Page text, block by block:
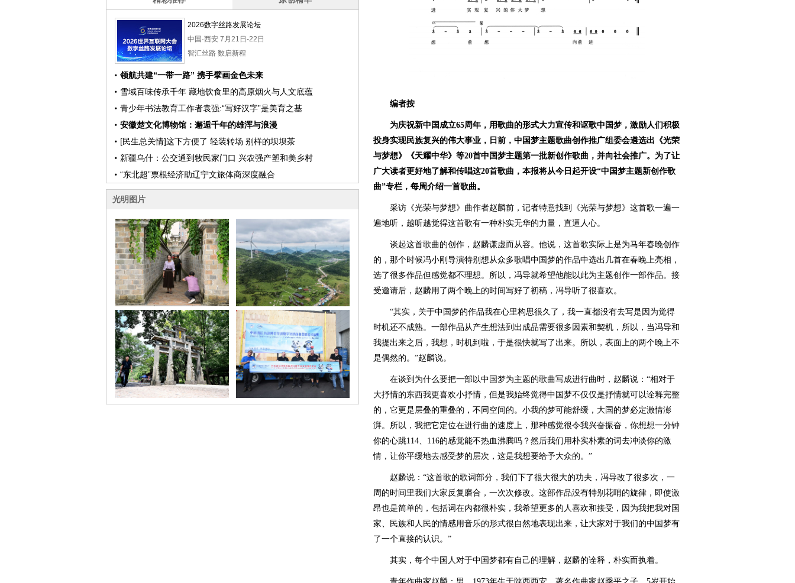
编者按
为庆祝新中国成立65周年，用歌曲的形式大力宣传和讴歌中国梦，激励人们积极
投身实现民族复兴的伟大事业，日前，中国梦主题歌曲创作推广组委会遴选出《光荣
与梦想》《天耀中华》等20首中国梦主题第一批新创作歌曲，并向社会推广。为了让
广大读者更好地了解和传唱这20首歌曲，本报将从今日起开设“中国梦主题新创作歌
曲”专栏，每周介绍一首歌曲。
采访《光荣与梦想》曲作者赵麟前，记者特意找到《光荣与梦想》这首歌一遍一
遍地听，越听越觉得这首歌有一种朴实无华的力量，直逼人心。
谈起这首歌曲的创作，赵麟谦虚而从容。他说，这首歌实际上是为马年春晚创作
的，那个时候冯小刚导演特别想从众多歌唱中国梦的作品中选出几首在春晚上亮相，
选了很多作品但感觉都不理想。所以，冯导就希望他能以此为主题创作一部作品。接
受邀请后，赵麟用了两个晚上的时间写好了初稿，冯导听了很喜欢。
“其实，关于中国梦的作品我在心里构思很久了，我一直都没有去写是因为觉得
时机还不成熟。一部作品从产生想法到出成品需要很多因素和契机，所以，当冯导和
我提出来之后，我想，时机到啦，于是很快就写了出来。所以，表面上的两个晚上不
是偶然的。”赵麟说。
在谈到为什么要把一部以中国梦为主题的歌曲写成进行曲时，赵麟说：“相对于
大抒情的东西我更喜欢小抒情，但是我始终觉得中国梦不仅仅是抒情就可以诠释完整
的，它更是层叠的重叠的，不同空间的。小我的梦可能舒缓，大国的梦必定激情澎
湃。所以，我把它定位在进行曲的速度上，那种感觉很令我兴奋振奋，你想想一分钟
你的心跳114、116的感觉能不热血沸腾吗？然后我们用朴实朴素的词去冲淡你的激
情，让你平缓地去感受梦的层次，这是我想要给予大众的。”
赵麟说：“这首歌的歌词部分，我们下了很大很大的功夫，冯导改了很多次，一
周的时间里我们大家反复磨合，一次次修改。这部作品没有特别花哨的旋律，即使激
昂也是简单的，包括词在内都很朴实，我希望更多的人喜欢和接受，因为我把我对国
家、民族和人民的情感用音乐的形式很自然地表现出来，让大家对于我们的中国梦有
了一个直接的认识。”
其实，每个中国人对于中国梦都有自己的理解，赵麟的诠释，朴实而执着。